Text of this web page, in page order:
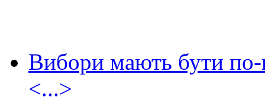
Вибори мають бути по-
<...>